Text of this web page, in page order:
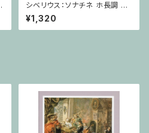
シベリウス：ソナチネ ホ長調 O
p.80 / ヴァイオリンとピアノ
¥1,320